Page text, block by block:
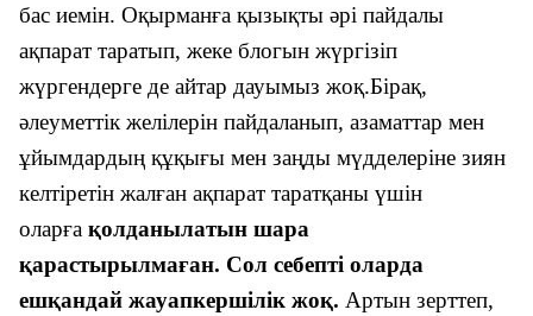
бас иемін. Оқырманға қызықты әрі пайдалы
ақпарат таратып, жеке блогын жүргізіп
жүргендерге де айтар дауымыз жоқ.Бірақ,
әлеуметтік желілерін пайдаланып, азаматтар мен
ұйымдардың құқығы мен заңды мүдделеріне зиян
келтіретін жалған ақпарат таратқаны үшін
оларға қолданылатын шара
қарастырылмаған. Сол себепті оларда
ешқандай жауапкершілік жоқ. Артын зерттеп,